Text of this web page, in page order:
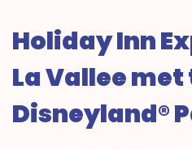
Holiday Inn
La Vallee
Disneyland®